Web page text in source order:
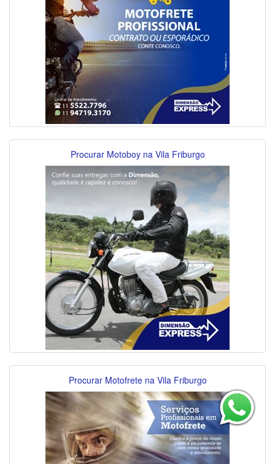
Procurar Motoboy na Vila Friburgo
Procurar Motofrete na Vila Friburgo